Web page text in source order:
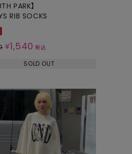
PARK】
RIB SOCKS
¥1,540 税込
SOLD OUT